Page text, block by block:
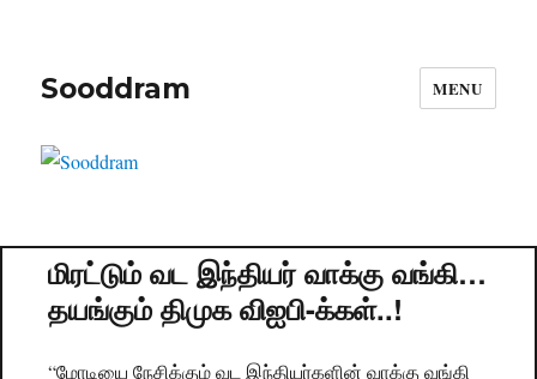
Sooddram MENU
மிரட்டும் வட இந்தியர் வாக்கு வங்கி…
தயங்கும் திமுக விஐபி-க்கள்..!
“மோடியை நேசிக்கும் வட இந்தியர்களின் வாக்கு வங்கி